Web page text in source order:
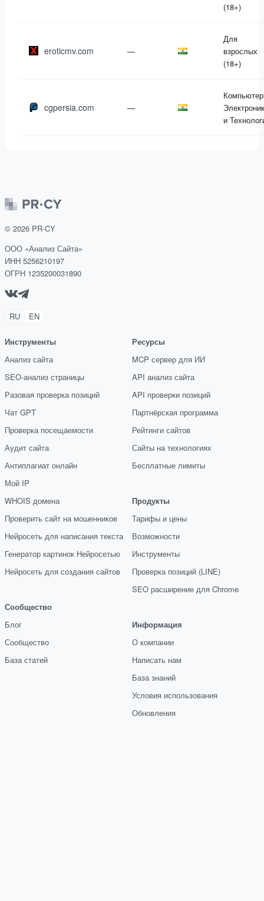
(18+)
eroticmv.com —
Для
взрослых
(18+)
cgpersia.com —
и
© 2026 PR-CY
ООО «Анализ Сайта»
ИНН 5256210197
ОГРН 1235200031890
RU EN
Инструменты
Анализ сайта
SEO-анализ страницы
Разовая проверка позиций
Чат GPT
Проверка посещаемости
Аудит сайта
Антиплагиат онлайн
Мой IP
WHOIS домена
Проверить сайт на мошенников
Нейросеть для написания текста
Генератор картинок Нейросетью
Нейросеть для создания сайтов
Сообщество
Блог
Сообщество
База статей
Ресурсы
MCP сервер для ИИ
API анализ сайта
API проверки позиций
Партнёрская программа
Рейтинги сайтов
Сайты на технологиях
Бесплатные лимиты
Продукты
Тарифы и цены
Возможности
Инструменты
Проверка позиций (LINE)
SEO расширение для Chrome
Информация
О компании
Написать нам
База знаний
Условия использования
Обновления